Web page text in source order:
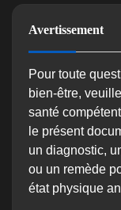
Avertissement
Pour toute
bien-être,
santé
le présent
un diagnostic,
ou un remède
état physique